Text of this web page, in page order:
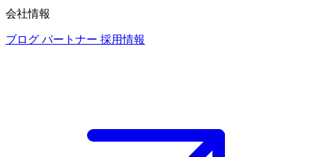
会社情報
ブログ パートナー 採用情報